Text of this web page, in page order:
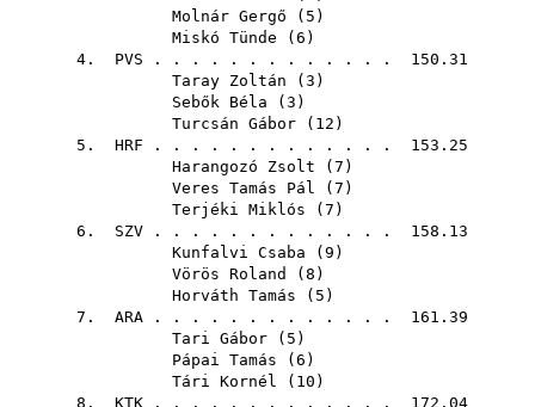
Molnár Gergő ( 5 )
Miskó Tünde ( 6 )
4. PVS . . . . . . . . . . . . . 150.31
Taray Zoltán ( 3 )
Sebők Béla ( 3 )
Turcsán Gábor ( 12 )
5. HRF . . . . . . . . . . . . . 153.25
Harangozó Zsolt ( 7 )
Veres Tamás Pál ( 7 )
Terjéki Miklós ( 7 )
6. SZV . . . . . . . . . . . . . 158.13
Kunfalvi Csaba ( 9 )
Vörös Roland
( 8 )
Horváth Tamás ( 5 )
7. ARA . . . . . . . . . . . . . 161.39
Tari Gábor ( 5 )
Pápai Tamás ( 6 )
Tári Kornél ( 10 )
8. KTK . . . . . . . . . . . . . 172.04